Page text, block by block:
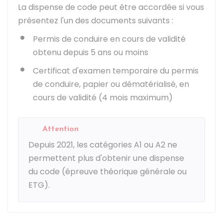
La dispense de code peut être accordée si vous
présentez l'un des documents suivants :
Permis de conduire en cours de validité
obtenu depuis 5 ans ou moins
Certificat d'examen temporaire du permis
de conduire, papier ou dématérialisé, en
cours de validité (4 mois maximum)
Attention
Depuis 2021, les catégories A1 ou A2 ne
permettent plus d'obtenir une dispense
du code (épreuve théorique générale ou
ETG).